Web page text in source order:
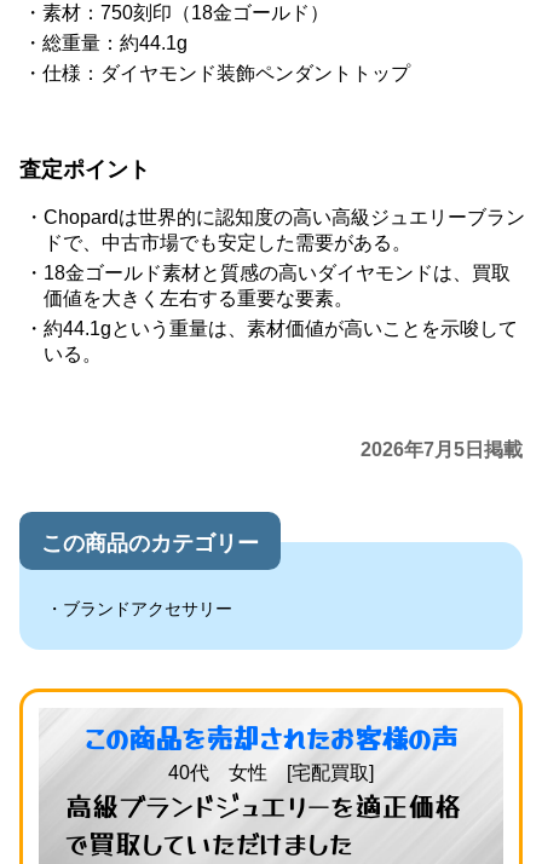
素材：750刻印（18金ゴールド）
総重量：約44.1g
仕様：ダイヤモンド装飾ペンダントトップ
査定ポイント
Chopardは世界的に認知度の高い高級ジュエリーブラン
ドで、中古市場でも安定した需要がある。
18金ゴールド素材と質感の高いダイヤモンドは、買取
価値を大きく左右する重要な要素。
約44.1gという重量は、素材価値が高いことを示唆して
いる。
2026年7月5日掲載
この商品のカテゴリー
ブランドアクセサリー
この商品を売却されたお客様の声
40代 女性 [宅配買取]
高級ブランドジュエリーを適正価格
で買取していただけました